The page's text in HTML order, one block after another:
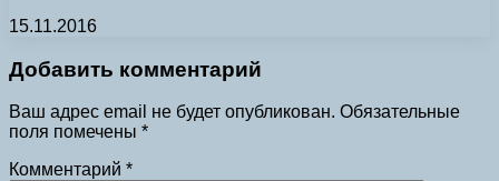
15.11.2016
Добавить комментарий
Ваш адрес email не будет опубликован. Обязательные
поля помечены *
Комментарий *